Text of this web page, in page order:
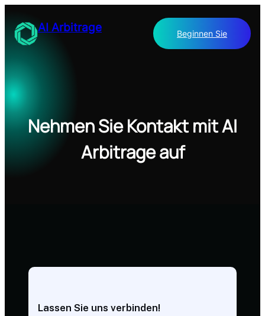
content
AI Arbitrage Beginnen Sie
Nehmen Sie Kontakt mit AI
Arbitrage auf
Lassen Sie uns verbinden!